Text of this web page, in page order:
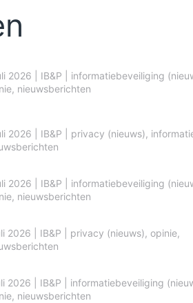
2026 IB&P informatiebeveiliging
, nieuwsberichten
2026 IB&P privacy (nieuws),
2026 IB&P informatiebeveiliging
, nieuwsberichten
2026 IB&P privacy (nieuws), opinie,
2026 IB&P informatiebeveiliging
, nieuwsberichten